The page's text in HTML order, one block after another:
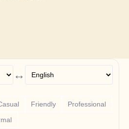
↔
Friendly
Professional